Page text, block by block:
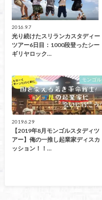
2016.9.7
光り続けたスリランカスタディー
ツアー6日目：1000段登ったシー
ギリヤロック…
モンゴル
2019.6.29
【2019年8月モンゴルスタディツ
アー】俺の一推し起業家ディスカ
ッション！！…